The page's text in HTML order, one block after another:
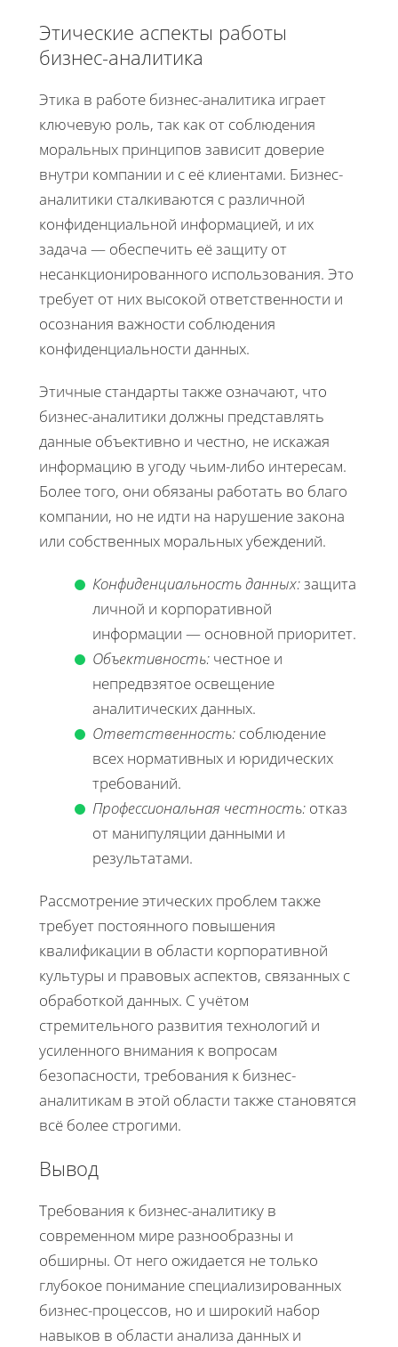
Этические аспекты работы
бизнес-аналитика
Этика в работе бизнес-аналитика играет
ключевую роль, так как от соблюдения
моральных принципов зависит доверие
внутри компании и с её клиентами. Бизнес-
аналитики сталкиваются с различной
конфиденциальной информацией, и их
задача — обеспечить её защиту от
несанкционированного использования. Это
требует от них высокой ответственности и
осознания важности соблюдения
конфиденциальности данных.
Этичные стандарты также означают, что
бизнес-аналитики должны представлять
данные объективно и честно, не искажая
информацию в угоду чьим-либо интересам.
Более того, они обязаны работать во благо
компании, но не идти на нарушение закона
или собственных моральных убеждений.
Конфиденциальность данных:защита
личной и корпоративной
информации — основной приоритет.
Объективность: честное и
непредвзятое освещение
аналитических данных.
Ответственность: соблюдение
всех нормативных и юридических
требований.
Профессиональная честность: отказ
от манипуляции данными и
результатами.
Рассмотрение этических проблем также
требует постоянного повышения
квалификации в области корпоративной
культуры и правовых аспектов, связанных с
обработкой данных. С учётом
стремительного развития технологий и
усиленного внимания к вопросам
безопасности, требования к бизнес-
аналитикам в этой области также становятся
всё более строгими.
Вывод
Требования к бизнес-аналитику в
современном мире разнообразны и
обширны. От него ожидается не только
глубокое понимание специализированных
бизнес-процессов, но и широкий набор
навыков в области анализа данных и